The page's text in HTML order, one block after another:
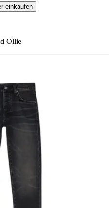
einkaufen
Ollie